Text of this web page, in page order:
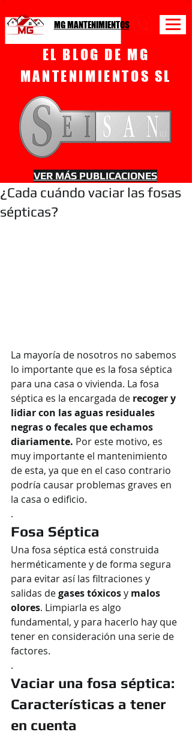
MG MANTENIMIENTOS
EL BLOG DE MG
MANTENIMIENTOS SL
VER MÁS PUBLICACIONES
¿Cada cuándo vaciar las fosas
sépticas?
La mayoría de nosotros no sabemos
lo importante que es la fosa séptica
para una casa o vivienda. La fosa
séptica es la encargada de recoger y
lidiar con las aguas residuales
negras o fecales que echamos
diariamente. Por este motivo, es
muy importante el mantenimiento
de esta, ya que en el caso contrario
podría causar problemas graves en
la casa o edificio.
.
Fosa Séptica
Una fosa séptica está construida
herméticamente y de forma segura
para evitar así las filtraciones y
salidas de gases tóxicos y malos
olores. Limpiarla es algo
fundamental, y para hacerlo hay que
tener en consideración una serie de
factores.
.
Vaciar una fosa séptica:
Características a tener
en cuenta